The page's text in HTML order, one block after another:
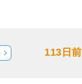
113日前